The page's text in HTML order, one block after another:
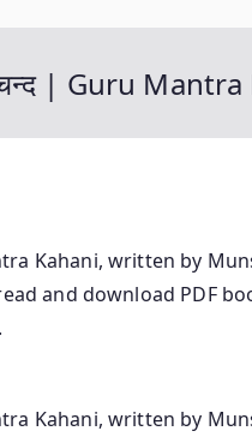
| Guru
Kahani, written by
and download PDF
Kahani, written by